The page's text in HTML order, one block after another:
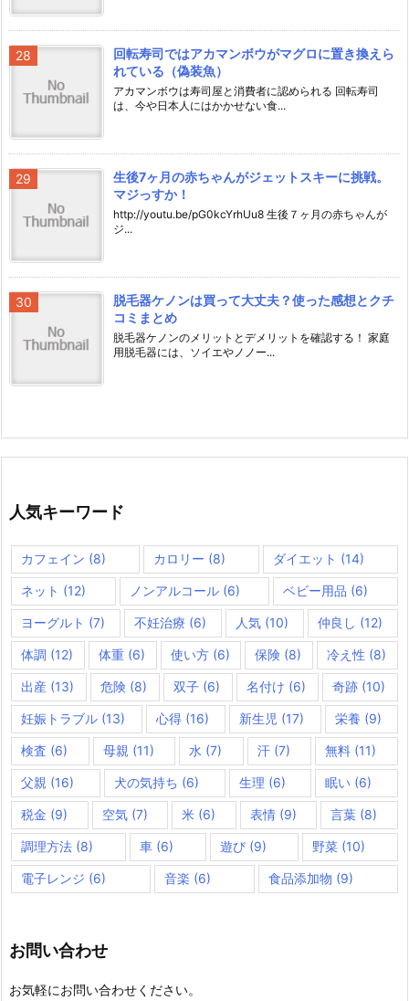
回転寿司ではアカマンボウがマグロに置き換えら
れている（偽装魚）
アカマンボウは寿司屋と消費者に認められる 回転寿司
は、今や日本人にはかかせない食...
生後7ヶ月の赤ちゃんがジェットスキーに挑戦。
マジっすか！
http://youtu.be/pG0kcYrhUu8 生後７ヶ月の赤ちゃんが
ジ...
脱毛器ケノンは買って大丈夫？使った感想とクチ
コミまとめ
脱毛器ケノンのメリットとデメリットを確認する！ 家庭
用脱毛器には、ソイエやノノー...
人気キーワード
カフェイン (8) カロリー (8) ダイエット (14)
ネット (12) ノンアルコール(6) ベビー用品 (6)
ヨーグルト (7) 不妊治療 (6) 人気 (10) 仲良し (12)
体調 (12) 体重(6) 使い方(6) 保険 (8) 冷え性 (8)
出産 (13) 危険 (8) 双子 (6) 名付け (6) 奇跡 (10)
妊娠トラブル (13) 心得(16) 新生児 (17) 栄養 (9)
検査 (6) 母親 (11) 水 (7) 汗(7) 無料 (11)
父親 (16) 犬の気持ち (6) 生理 (6) 眠い (6)
税金 (9) 空気(7) 米 (6) 表情(9) 言葉 (8)
調理方法 (8) 車(6) 遊び(9) 野菜 (10)
電子レンジ (6) 音楽 (6) 食品添加物 (9)
お問い合わせ
お気軽にお問い合わせください。